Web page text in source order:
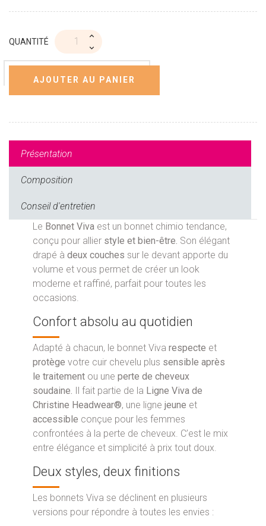
QUANTITÉ
AJOUTER AU PANIER
Présentation
Composition
Conseil d'entretien
Le Bonnet Viva est un bonnet chimio tendance,
conçu pour allier style et bien-être. Son élégant
drapé à deux couches sur le devant apporte du
volume et vous permet de créer un look
moderne et raffiné, parfait pour toutes les
occasions.
Confort absolu au quotidien
Adapté à chacun, le bonnet Viva respecte et
protège votre cuir chevelu plus sensible après
le traitement ou une perte de cheveux
soudaine. Il fait partie de la Ligne Viva de
Christine Headwear®, une ligne jeune et
accessible conçue pour les femmes
confrontées à la perte de cheveux. C’est le mix
entre élégance et simplicité à prix tout doux.
Deux styles, deux finitions
Les bonnets Viva se déclinent en plusieurs
versions pour répondre à toutes les envies :